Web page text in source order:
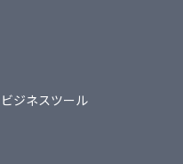
ビジネスツール